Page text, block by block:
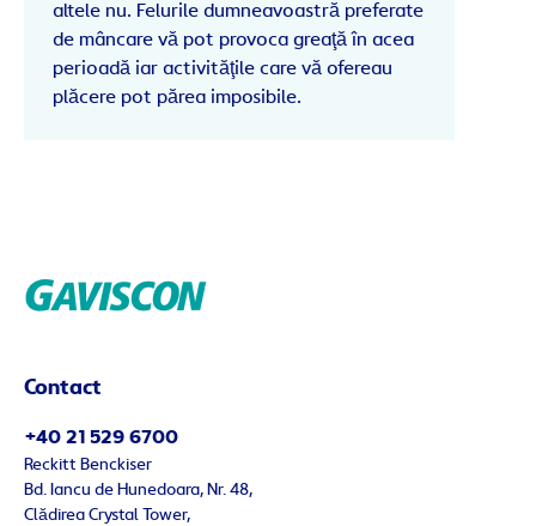
altele nu. Felurile dumneavoastră preferate
de mâncare vă pot provoca greaţă în acea
perioadă iar activităţile care vă ofereau
plăcere pot părea imposibile.
Contact
+40 21 529 6700
Reckitt Benckiser
Bd. Iancu de Hunedoara, Nr. 48,
Clădirea Crystal Tower,